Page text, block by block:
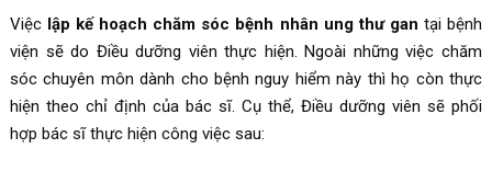
Việc lập kế hoạch chăm sóc bệnh nhân ung thư gan tại bệnh
viện sẽ do Điều dưỡng viên thực hiện. Ngoài những việc chăm
sóc chuyên môn dành cho bệnh nguy hiểm này thì họ còn thực
hiện theo chỉ định của bác sĩ. Cụ thể, Điều dưỡng viên sẽ phối
hợp bác sĩ thực hiện công việc sau: